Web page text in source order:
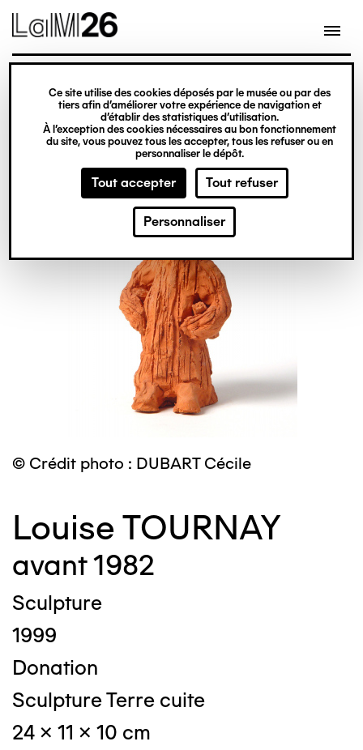
Gestion des cookies
Ce site utilise des cookies déposés par le musée ou par des
tiers afin d’améliorer votre expérience de navigation et
d’établir des statistiques d’utilisation.
À l’exception des cookies nécessaires au bon fonctionnement
du site, vous pouvez tous les accepter, tous les refuser ou en
personnaliser le dépôt.
Tout accepter Tout refuser
Personnaliser
contenu
© Crédit photo : DUBART Cécile
Louise TOURNAY
avant 1982
Sculpture
1999
Donation
Sculpture Terre cuite
24 x 11 x 10 cm